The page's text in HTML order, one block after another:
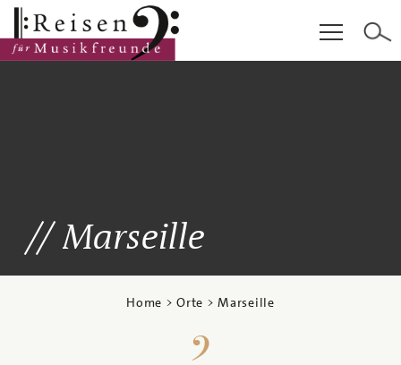
Hauptinhalt Fußzeile Cookie-Einstellungen
Marseille
Home >Orte > Marseille